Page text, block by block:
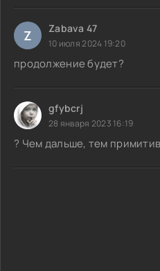
Z Zabava 47
10 июля 2024 19:20
продолжение будет?
gfybcrj
28 января 2023 16:19
? Чем дальше, тем